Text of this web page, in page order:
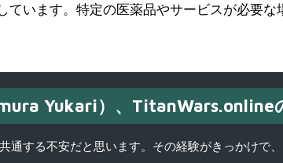
います。特定の医薬品やサービスが必要
Yukari）、TitanWars.online
する不安だと思います。その経験がきっかけで